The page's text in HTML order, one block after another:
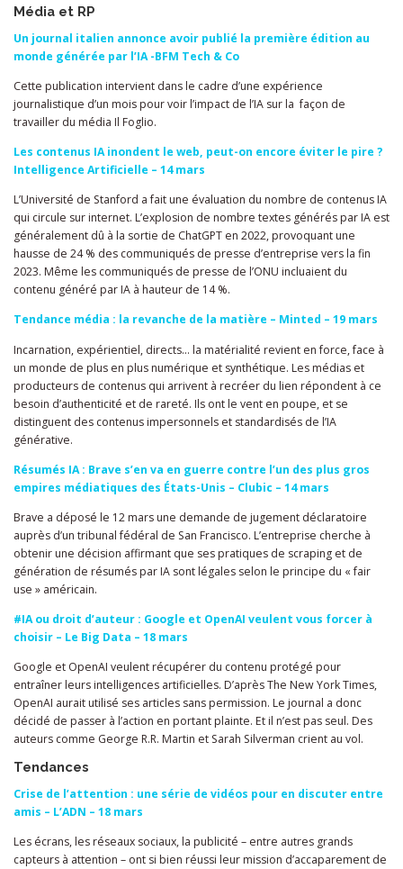
Média et RP
Un journal italien annonce avoir publié la première édition au
monde générée par l’IA -BFM Tech & Co
Cette publication intervient dans le cadre d’une expérience
journalistique d’un mois pour voir l’impact de l’IA sur la façon de
travailler du média Il Foglio.
Les contenus IA inondent le web, peut-on encore éviter le pire ?
Intelligence Artificielle – 14 mars
L’Université de Stanford a fait une évaluation du nombre de contenus IA
qui circule sur internet. L’explosion de nombre textes générés par IA est
généralement dû à la sortie de ChatGPT en 2022, provoquant une
hausse de 24 % des communiqués de presse d’entreprise vers la fin
2023. Même les communiqués de presse de l’ONU incluaient du
contenu généré par IA à hauteur de 14 %.
Tendance média : la revanche de la matière – Minted – 19 mars
Incarnation, expérientiel, directs… la matérialité revient en force, face à
un monde de plus en plus numérique et synthétique. Les médias et
producteurs de contenus qui arrivent à recréer du lien répondent à ce
besoin d’authenticité et de rareté. Ils ont le vent en poupe, et se
distinguent des contenus impersonnels et standardisés de l’IA
générative.
Résumés IA : Brave s’en va en guerre contre l’un des plus gros
empires médiatiques des États-Unis – Clubic – 14 mars
Brave a déposé le 12 mars une demande de jugement déclaratoire
auprès d’un tribunal fédéral de San Francisco. L’entreprise cherche à
obtenir une décision affirmant que ses pratiques de scraping et de
génération de résumés par IA sont légales selon le principe du « fair
use » américain.
#IA ou droit d’auteur : Google et OpenAI veulent vous forcer à
choisir – Le Big Data – 18 mars
Google et OpenAI veulent récupérer du contenu protégé pour
entraîner leurs intelligences artificielles. D’après The New York Times,
OpenAI aurait utilisé ses articles sans permission. Le journal a donc
décidé de passer à l’action en portant plainte. Et il n’est pas seul. Des
auteurs comme George R.R. Martin et Sarah Silverman crient au vol.
Tendances
Crise de l’attention : une série de vidéos pour en discuter entre
amis – L’ADN – 18 mars
Les écrans, les réseaux sociaux, la publicité – entre autres grands
capteurs à attention – ont si bien réussi leur mission d’accaparement de